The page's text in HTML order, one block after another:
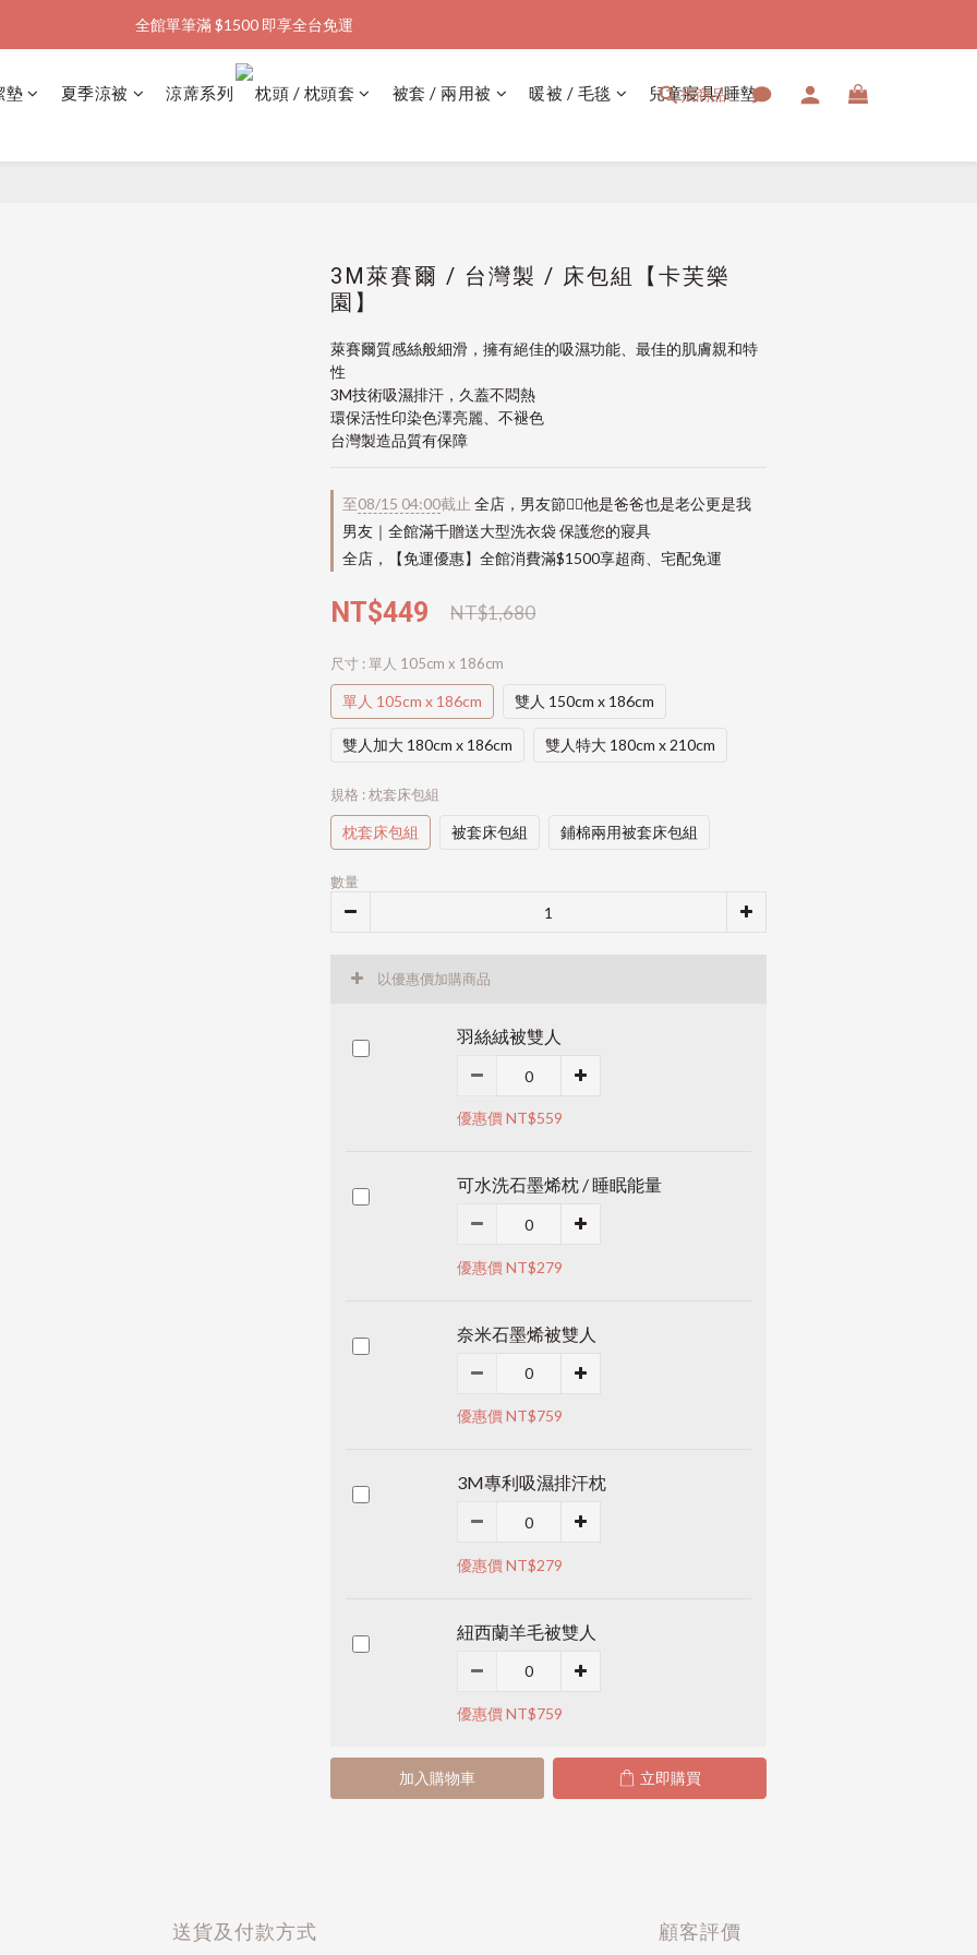
加入會員購物金  馬上領  馬上折
全館單筆滿 $1500 即享全台免運
加入會員購物金  馬上領  馬上折
找商品
墊 夏季涼被 涼蓆系列 枕頭 / 枕頭套 被套 / 兩用被 暖被 / 毛毯 兒童寢具/睡墊
3M萊賽爾 / 台灣製 / 床包組【卡芙樂
園】
萊賽爾質感絲般細滑，擁有絕佳的吸濕功能、最佳的肌膚親和特
性
3M技術吸濕排汗，久蓋不悶熱
環保活性印染色澤亮麗、不褪色
台灣製造品質有保障
至08/15 04:00截止 全店，男友節👱‍♂️他是爸爸也是老公更是我
男友｜全館滿千贈送大型洗衣袋 保護您的寢具
全店，【免運優惠】全館消費滿$1500享超商、宅配免運
NT$1,680
NT$449
尺寸 : 單人 105cm x 186cm
單人 105cm x 186cm 雙人 150cm x 186cm
雙人加大 180cm x 186cm 雙人特大 180cm x 210cm
規格 : 枕套床包組
枕套床包組 被套床包組 鋪棉兩用被套床包組
數量
以優惠價加購商品
羽絲絨被雙人
優惠價 NT$559
可水洗石墨烯枕 / 睡眠能量
優惠價 NT$279
奈米石墨烯被雙人
優惠價 NT$759
3M專利吸濕排汗枕
優惠價 NT$279
紐西蘭羊毛被雙人
優惠價 NT$759
加入購物車 立即購買
送貨及付款方式 顧客評價